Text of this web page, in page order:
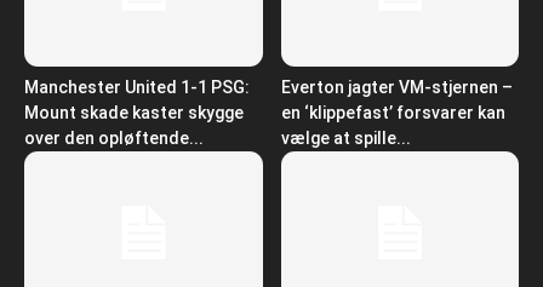
Manchester United 1-1 PSG:
Mount skade kaster skygge
over den opløftende...
Everton jagter VM-stjernen –
en ‘klippefast’ forsvarer kan
vælge at spille...